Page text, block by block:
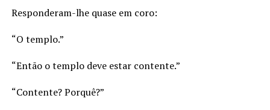
Responderam-lhe quase em coro:
“O templo.”
“Então o templo deve estar contente.”
“Contente? Porquê?”